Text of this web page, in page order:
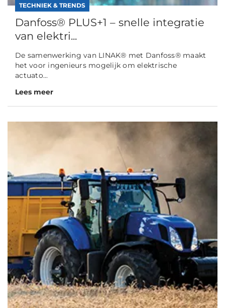
TECHNIEK & TRENDS
Danfoss® PLUS+1 – snelle integratie
van elektri...
De samenwerking van LINAK® met Danfoss® maakt
het voor ingenieurs mogelijk om elektrische
actuato...
Lees meer